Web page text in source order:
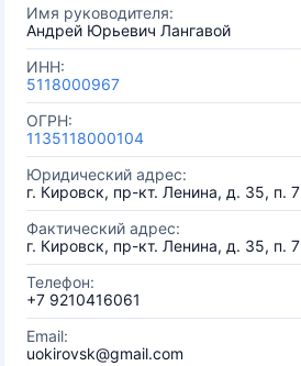
Имя руководителя:
Андрей Юрьевич Лангавой
ИНН:
5118000967
ОГРН:
1135118000104
Юридический адрес:
г. Кировск, пр-кт. Ленина, д. 35, п. 7
Фактический адрес:
г. Кировск, пр-кт. Ленина, д. 35, п. 7
Телефон:
+7 9210416061
Email:
uokirovsk@gmail.com